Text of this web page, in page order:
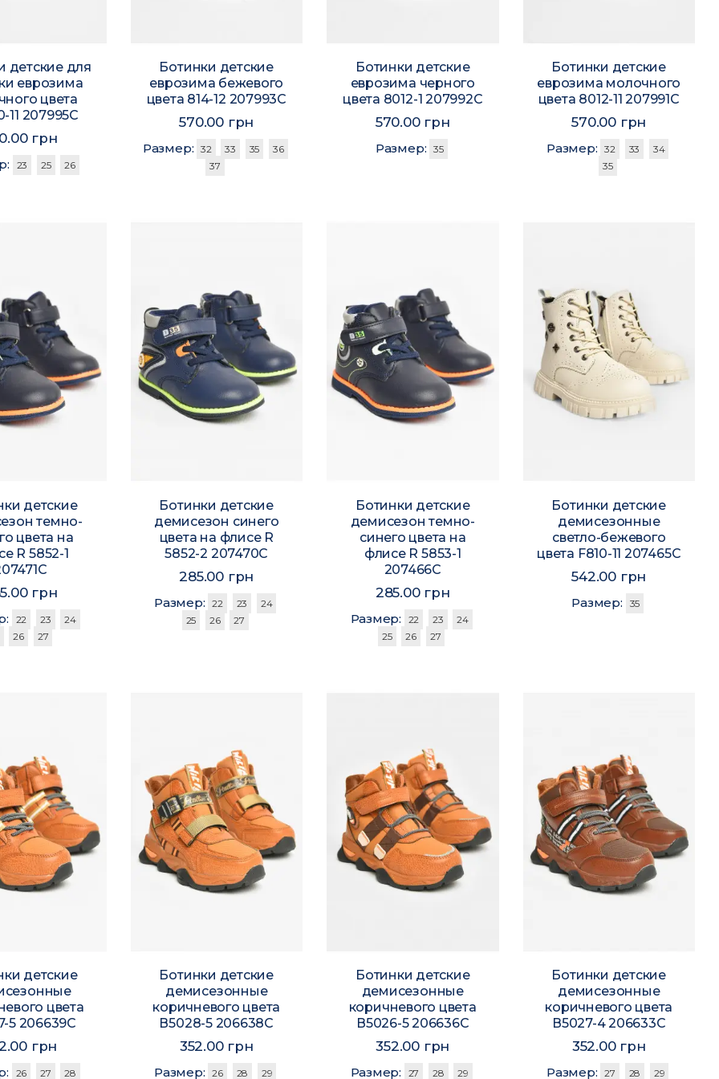
детские для
еврозима
цвета
11 207995C
грн
23 25 26
Ботинки детские
еврозима бежевого
цвета 814-12 207993C
570.00 грн
Размер: 32 33 35
36
37
Ботинки детские
еврозима черного
цвета 8012-1 207992C
570.00 грн
Размер: 35
Ботинки детские
еврозима молочного
цвета 8012-11 207991C
570.00 грн
Размер: 32 33
34
35
детские
темно-
цвета на
R 5852-1
грн
22 23
24
26
27
Ботинки детские
демисезон синего
цвета на флисе R
5852-2 207470C
285.00 грн
Размер: 22 23
24
25
26 27
Ботинки детские
демисезон темно-
синего цвета на
флисе R 5853-1
207466C
285.00 грн
Размер: 22 23
24
25
26 27
Ботинки детские
демисезонные
светло-бежевого
цвета F810-11 207465C
542.00 грн
Размер: 35
детские
цвета
5 206639C
грн
26 27 28
Ботинки детские
демисезонные
коричневого цвета
В5028-5 206638C
352.00 грн
Размер: 26 28 29
Ботинки детские
демисезонные
коричневого цвета
В5026-5 206636C
352.00 грн
Размер: 27 28 29
Ботинки детские
демисезонные
коричневого цвета
В5027-4 206633C
352.00 грн
Размер: 27 28 29